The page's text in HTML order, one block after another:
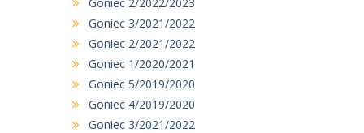
Goniec 3/2021/2022
Goniec 2/2021/2022
Goniec 1/2020/2021
Goniec 5/2019/2020
Goniec 4/2019/2020
Goniec 3/2021/2022